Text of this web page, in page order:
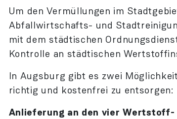
Um den Vermüllungen im
Abfallwirtschafts- und
mit dem städtischen
Kontrolle an städtischen
In Augsburg gibt es zwei
richtig und kostenfrei zu entsorgen:
Anlieferung an den vier